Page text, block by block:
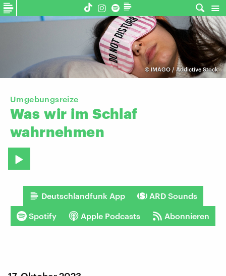
© IMAGO / Addictive Stock
Umgebungsreize
Was wir im Schlaf
wahrnehmen
Deutschlandfunk App ARD Sounds
Spotify Apple Podcasts Abonnieren